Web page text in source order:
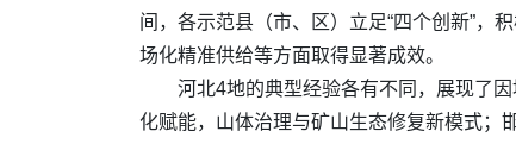
间，各示范县（市、区）立足“四个创新”，
场化精准供给等方面取得显著成效。
河北4地的典型经验各有不同，展现了
化赋能，山体治理与矿山生态修复新模式；